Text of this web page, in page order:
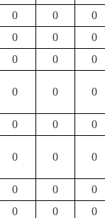
0 0
0
0 0 0
0 0
0
0 0 0
0 0
0
0 0 0
0 0
0
0 0
0